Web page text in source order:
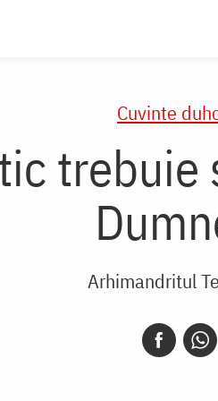
Cuvinte
Arhimandritul